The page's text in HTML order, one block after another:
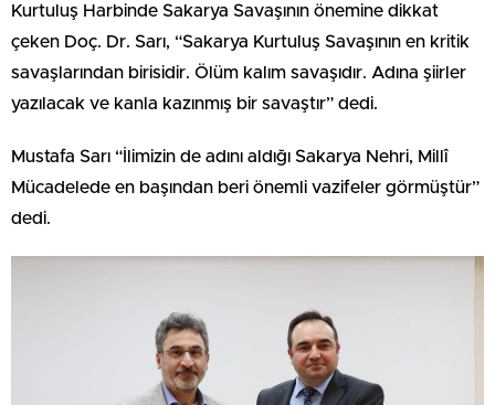
Kurtuluş Harbinde Sakarya Savaşının önemine dikkat
çeken Doç. Dr. Sarı, “Sakarya Kurtuluş Savaşının en kritik
savaşlarından birisidir. Ölüm kalım savaşıdır. Adına şiirler
yazılacak ve kanla kazınmış bir savaştır” dedi.
Mustafa Sarı “İlimizin de adını aldığı Sakarya Nehri, Millî
Mücadelede en başından beri önemli vazifeler görmüştür”
dedi.